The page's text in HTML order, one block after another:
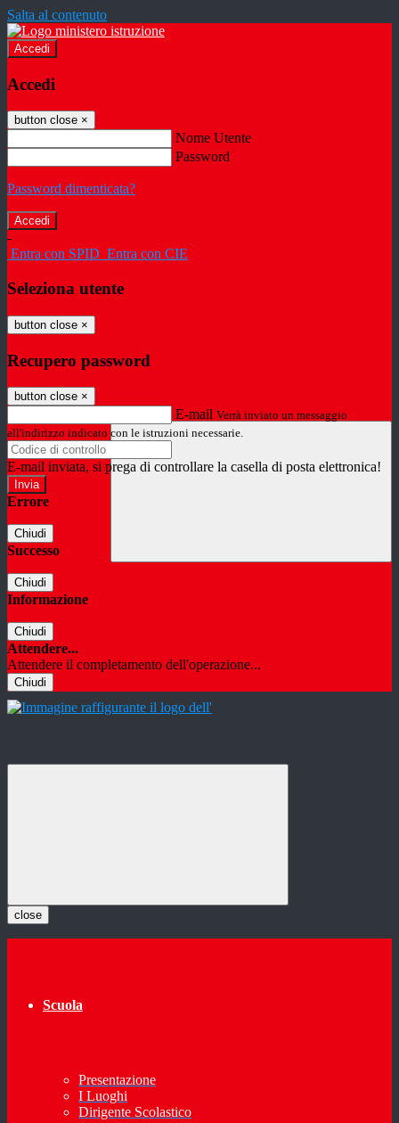
Salta al contenuto
Accedi
Accedi
button close ×
Nome Utente
Password
Password dimenticata?
-
Entra con SPID Entra con CIE
Seleziona utente
button close ×
Recupero password
button close ×
E-mail Verrà inviato un messaggio
all'indirizzo indicato con le istruzioni necessarie.
E-mail inviata, si prega di controllare la casella di posta elettronica!
Errore
Chiudi
Successo
Chiudi
Informazione
Chiudi
Attendere...
Attendere il completamento dell'operazione...
Chiudi
close
Scuola
Presentazione
I Luoghi
Dirigente Scolastico